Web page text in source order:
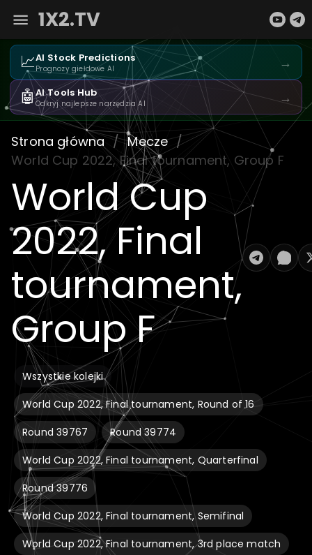
1X2.TV
📈AI Stock Predictions
Prognozy giełdowe AI →
🤖AI Tools Hub
Odkryj najlepsze narzędzia AI →
Strona główna / Mecze /
World Cup 2022, Final tournament, Group F
World Cup
2022, Final
tournament,
Group F
Wszystkie kolejki
World Cup 2022, Final tournament, Round of 16
Round 39767
Round 39774
World Cup 2022, Final tournament, Quarterfinal
Round 39776
World Cup 2022, Final tournament, Semifinal
World Cup 2022, Final tournament, 3rd place match